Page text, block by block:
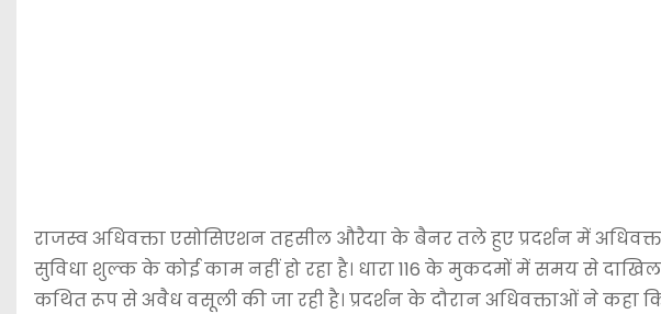
राजस्व अधिवक्ता एसोसिएशन तहसील औरैया के बैनर तले हुए प्रदर्शन में
सुविधा शुल्क के कोई काम नहीं हो रहा है। धारा 116 के मुकदमों में समय से
कथित रूप से अवैध वसूली की जा रही है। प्रदर्शन के दौरान अधिवक्ताओं ने कहा